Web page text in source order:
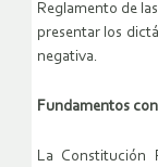
Reglamento de
presentar los
negativa.
Fundamentos
La Constitución